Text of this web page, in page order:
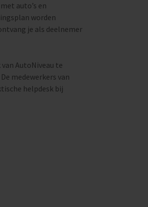
auto’s en
worden
je als deelnemer
AutoNiveau te
medewerkers van
helpdesk bij